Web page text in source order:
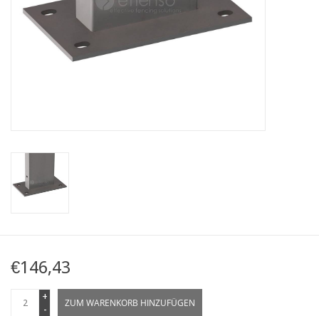
Karte
€146,43
+
-
ZUM WARENKORB HINZUFÜGEN